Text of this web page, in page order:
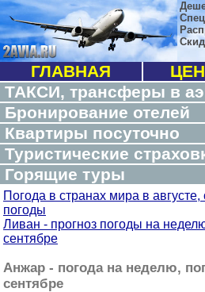
ГЛАВНАЯ
ТАКСИ, трансферы в
Бронирование отелей
Квартиры посуточно
Туристические
Горящие туры
Погода в странах мира в августе,
погоды
Ливан - прогноз погоды на
сентябре
Анжар - погода на неделю,
сентябре